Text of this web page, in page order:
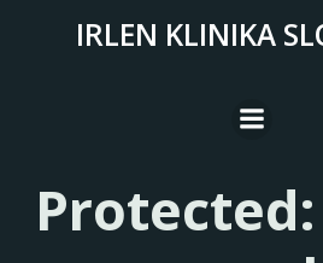
to
IRLEN KLINIKA